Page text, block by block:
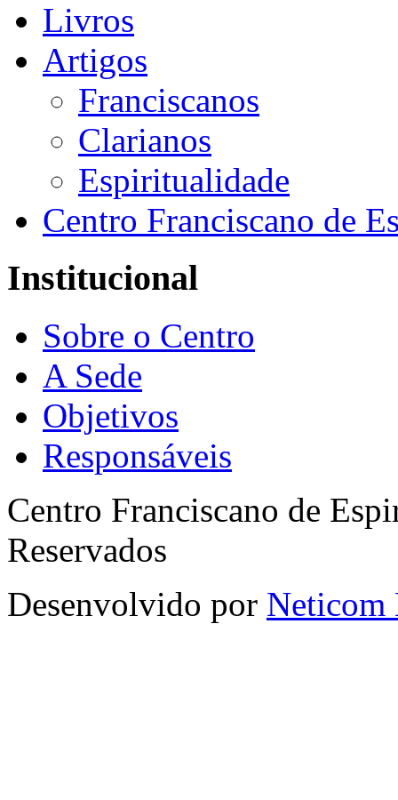
Livros
Artigos
Franciscanos
Clarianos
Espiritualidade
Centro Franciscano de
Institucional
Sobre o Centro
A Sede
Objetivos
Responsáveis
Centro Franciscano de
Reservados
Desenvolvido por Neticom